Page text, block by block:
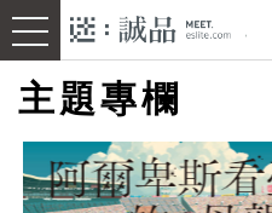
主題專欄